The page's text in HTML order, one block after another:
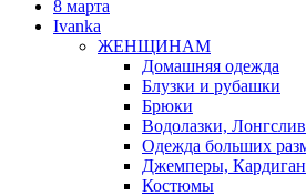
8 марта
Ivanka
ЖЕНЩИНАМ
Домашняя одежда
Блузки и рубашки
Брюки
Водолазки,
Одежда больших
Джемперы,
Костюмы